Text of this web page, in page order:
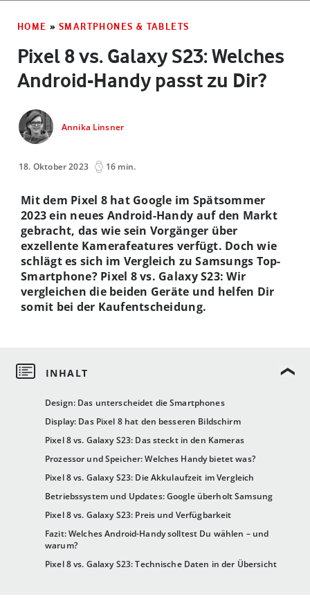
HOME » SMARTPHONES & TABLETS
Pixel 8 vs. Galaxy S23: Welches
Android-Handy passt zu Dir?
Annika Linsner
18. Oktober 2023 16 min.
Design: Das unterscheidet die Smartphones
Display: Das Pixel 8 hat den besseren Bildschirm
Pixel 8 vs. Galaxy S23: Das steckt in den Kameras
Prozessor und Speicher: Welches Handy bietet was?
Pixel 8 vs. Galaxy S23: Die Akkulaufzeit im Vergleich
Betriebssystem und Updates: Google überholt Samsung
Pixel 8 vs. Galaxy S23: Preis und Verfügbarkeit
Fazit: Welches Android-Handy solltest Du wählen – und
warum?
Pixel 8 vs. Galaxy S23: Technische Daten in der Übersicht
Mit dem Pixel 8 hat Google im Spätsommer
2023 ein neues Android-Handy auf den Markt
gebracht, das wie sein Vorgänger über
exzellente Kamerafeatures verfügt. Doch wie
schlägt es sich im Vergleich zu Samsungs Top-
Smartphone? Pixel 8 vs. Galaxy S23: Wir
vergleichen die beiden Geräte und helfen Dir
somit bei der Kaufentscheidung.